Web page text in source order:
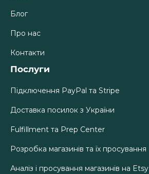
Блог
Про нас
Контакти
Послуги
Підключення PayPal та Stripe
Доставка посилок з України
Fulfillment та Prep Center
Розробка магазинів та їх просування
Аналіз і просування магазинів на Etsy